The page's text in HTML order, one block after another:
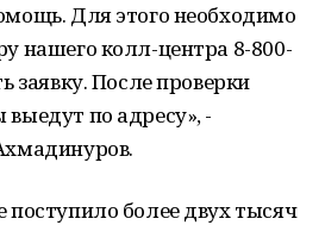
Для этого необходимо
нашего колл-центра 8-800-
заявку. После проверки
по адресу», -
поступило более двух тысяч